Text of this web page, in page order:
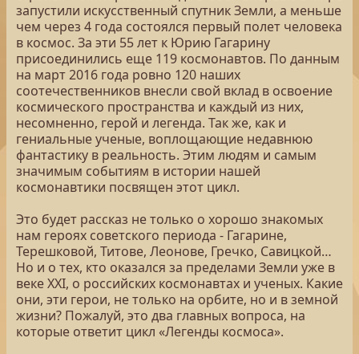
запустили искусственный спутник Земли, а меньше
чем через 4 года состоялся первый полет человека
в космос. За эти 55 лет к Юрию Гагарину
присоединились еще 119 космонавтов. По данным
на март 2016 года ровно 120 наших
соотечественников внесли свой вклад в освоение
космического пространства и каждый из них,
несомненно, герой и легенда. Так же, как и
гениальные ученые, воплощающие недавнюю
фантастику в реальность. Этим людям и самым
значимым событиям в истории нашей
космонавтики посвящен этот цикл.
Это будет рассказ не только о хорошо знакомых
нам героях советского периода - Гагарине,
Терешковой, Титове, Леонове, Гречко, Савицкой…
Но и о тех, кто оказался за пределами Земли уже в
веке XXI, о российских космонавтах и ученых. Какие
они, эти герои, не только на орбите, но и в земной
жизни? Пожалуй, это два главных вопроса, на
которые ответит цикл «Легенды космоса».